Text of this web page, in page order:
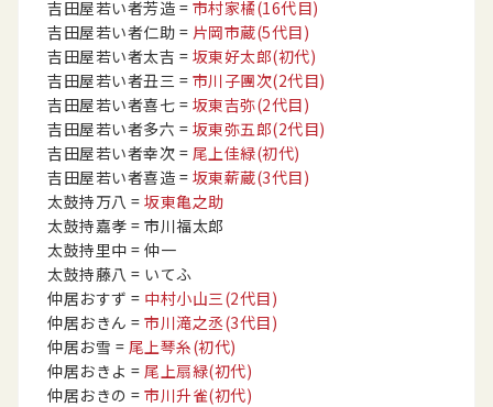
吉田屋若い者芳造 = 市村家橘(16代目)
吉田屋若い者仁助 = 片岡市蔵(5代目)
吉田屋若い者太吉 = 坂東好太郎(初代)
吉田屋若い者丑三 = 市川子團次(2代目)
吉田屋若い者喜七 = 坂東吉弥(2代目)
吉田屋若い者多六 = 坂東弥五郎(2代目)
吉田屋若い者幸次 = 尾上佳緑(初代)
吉田屋若い者喜造 = 坂東薪蔵(3代目)
太鼓持万八 = 坂東亀之助
太鼓持嘉孝 = 市川福太郎
太鼓持里中 = 仲一
太鼓持藤八 = いてふ
仲居おすず = 中村小山三(2代目)
仲居おきん = 市川滝之丞(3代目)
仲居お雪 = 尾上琴糸(初代)
仲居おきよ = 尾上扇緑(初代)
仲居おきの = 市川升雀(初代)